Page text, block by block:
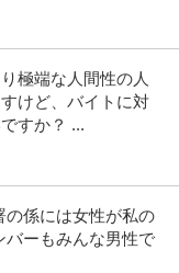
の求人をもっと見る
極端な人間性の人
けど、バイトに対
すか？ ...
の係には女性が私の
バーもみんな男性で